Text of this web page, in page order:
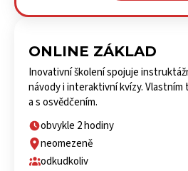
ONLINE ZÁKLAD
Inovativní školení spojuje
návody i interaktivní kvízy. Vlastním
a s osvědčením.
obvykle 2 hodiny
neomezeně
odkudkoliv